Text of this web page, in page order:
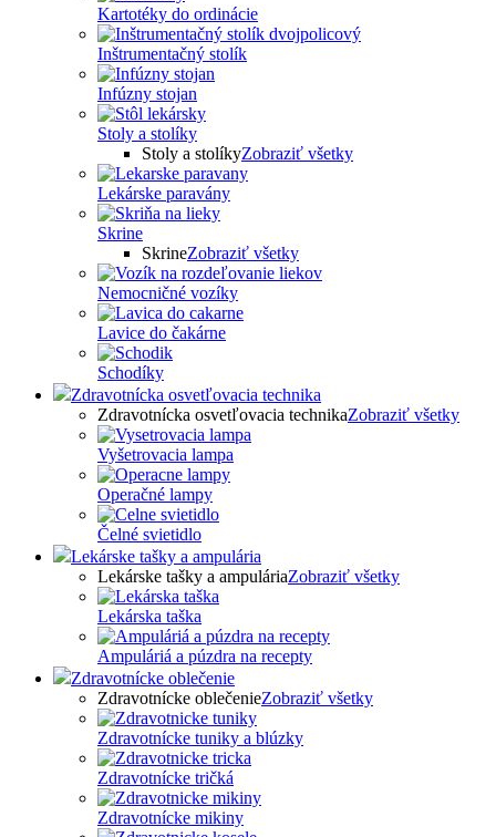
Kartotéky do ordinácie
Inštrumentačný stolík
Infúzny stojan
Stoly a stolíky
Stoly a stolíkyZobraziť všetky
Lekárske paravány
Skrine
SkrineZobraziť všetky
Nemocničné vozíky
Lavice do čakárne
Schodíky
Zdravotnícka osvetľovacia technika
Zdravotnícka osvetľovacia technikaZobraziť všetky
Vyšetrovacia lampa
Operačné lampy
Čelné svietidlo
Lekárske tašky a ampulária
Lekárske tašky a ampuláriaZobraziť všetky
Lekárska taška
Ampuláriá a púzdra na recepty
Zdravotnícke oblečenie
Zdravotnícke oblečenieZobraziť všetky
Zdravotnícke tuniky a blúzky
Zdravotnícke tričká
Zdravotnícke mikiny